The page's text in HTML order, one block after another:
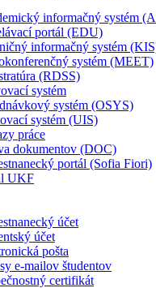
informačný systém
portál (EDU)
informačný systém
systém (MEET)
(RDSS)
systém
systém (OSYS)
systém (UIS)
práce
dokumentov (DOC)
portál (Sofia Fiori)
UKF
účet
účet
pošta
e-mailov študentov
certifikát